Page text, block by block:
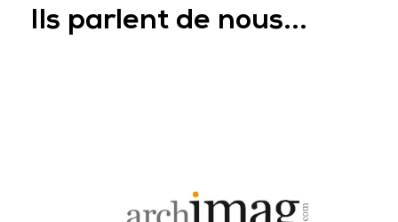
Ils parlent de nous...